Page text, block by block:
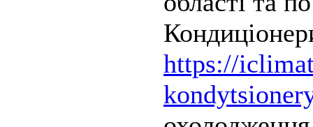
https://